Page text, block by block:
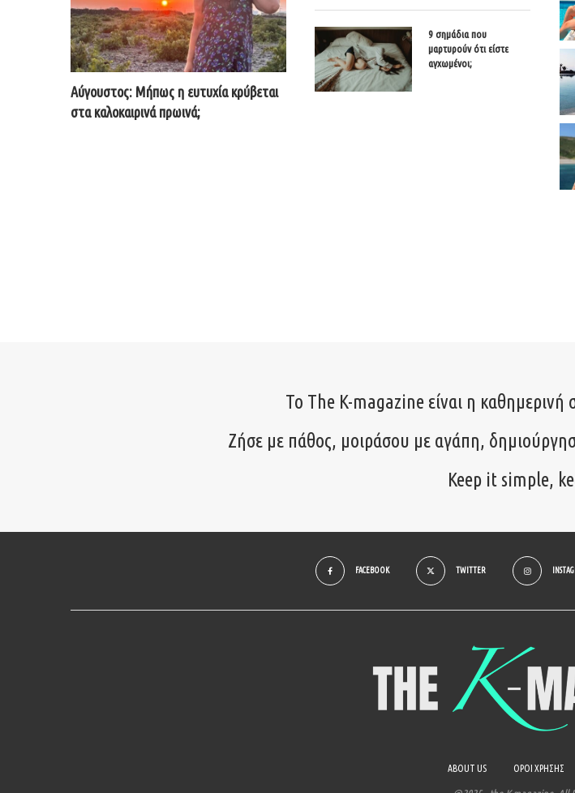
Αύγουστος: Μήπως η ευτυχία κρύβεται
στα καλοκαιρινά πρωινά;
9 σημάδια που
μαρτυρούν ότι είστε
αγχωμένοι;
Το The K-magazine είναι η καθημερινή
Ζήσε με πάθος, μοιράσου με αγάπη,
Keep it simple,
FACEBOOK TWITTER
ABOUT US ΟΡΟΙ ΧΡΗΣΗΣ